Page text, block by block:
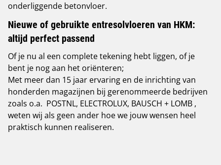
onderliggende betonvloer.
Nieuwe of gebruikte entresolvloeren van HKM:
altijd perfect passend
Of je nu al een complete tekening hebt liggen, of je
bent je nog aan het oriënteren;
Met meer dan 15 jaar ervaring en de inrichting van
honderden magazijnen bij gerenommeerde bedrijven
zoals o.a. POSTNL, ELECTROLUX, BAUSCH + LOMB ,
weten wij als geen ander hoe we jouw wensen heel
praktisch kunnen realiseren.